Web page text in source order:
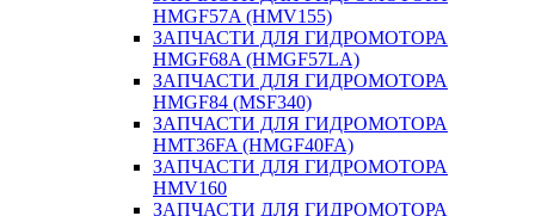
HMGF57A (HMV155)
ЗАПЧАСТИ ДЛЯ ГИДРОМОТОРА
HMGF68A (HMGF57LA)
ЗАПЧАСТИ ДЛЯ ГИДРОМОТОРА
HMGF84 (MSF340)
ЗАПЧАСТИ ДЛЯ ГИДРОМОТОРА
HMT36FA (HMGF40FA)
ЗАПЧАСТИ ДЛЯ ГИДРОМОТОРА
HMV160
ЗАПЧАСТИ ДЛЯ ГИДРОМОТОРА